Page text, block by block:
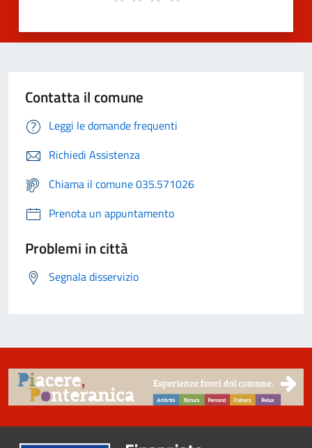
Contatta il comune
Leggi le domande frequenti
Richiedi Assistenza
Chiama il comune 035.571026
Prenota un appuntamento
Problemi in città
Segnala disservizio